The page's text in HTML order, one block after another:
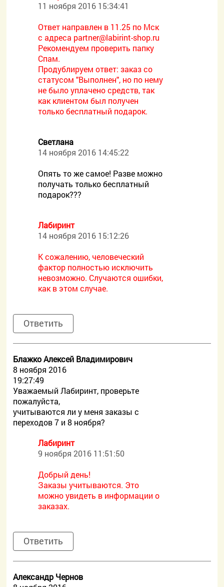
11 ноября 2016 15:34:41
Ответ направлен в 11.25 по Мск
с адреса partner@labirint-shop.ru
Рекомендуем проверить папку
Спам.
Продублируем ответ: заказ со
статусом "Выполнен", но по нему
не было уплачено средств, так
как клиентом был получен
только бесплатный подарок.
Светлана
14 ноября 2016 14:45:22
Опять то же самое! Разве можно
получать только бесплатный
подарок???
Лабиринт
14 ноября 2016 15:12:26
К сожалению, человеческий
фактор полностью исключить
невозможно. Случаются ошибки,
как в этом случае.
Ответить
Блажко Алексей Владимирович
8 ноября 2016
19:27:49
Уважаемый Лабиринт, проверьте
пожалуйста,
учитываются ли у меня заказы с
переходов 7 и 8 ноября?
Лабиринт
9 ноября 2016 11:51:50
Добрый день!
Заказы учитываются. Это
можно увидеть в информации о
заказах.
Ответить
Александр Чернов